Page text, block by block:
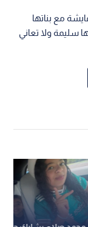
مع بناتها
سليمة ولا تعاني